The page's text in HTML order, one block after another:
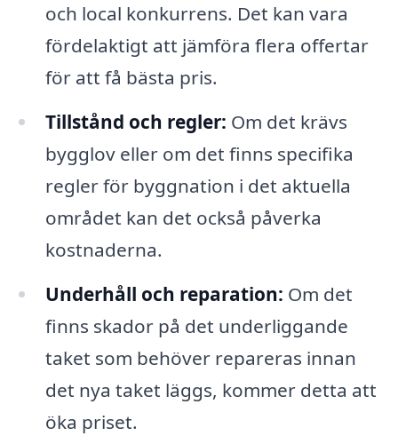
och local konkurrens. Det kan vara
fördelaktigt att jämföra flera offertar
för att få bästa pris.
Tillstånd och regler: Om det krävs
bygglov eller om det finns specifika
regler för byggnation i det aktuella
området kan det också påverka
kostnaderna.
Underhåll och reparation: Om det
finns skador på det underliggande
taket som behöver repareras innan
det nya taket läggs, kommer detta att
öka priset.